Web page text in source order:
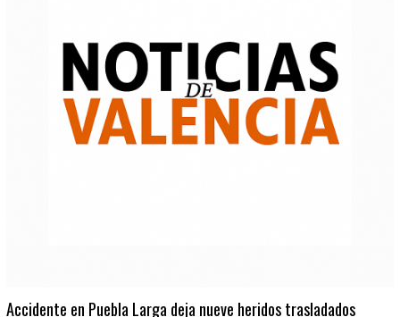
Accidente en Puebla Larga deja nueve heridos trasladados